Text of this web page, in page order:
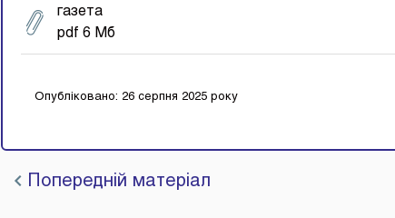
газета
pdf 6 Мб
Опубліковано: 26 серпня 2025 року
Попередній матеріал